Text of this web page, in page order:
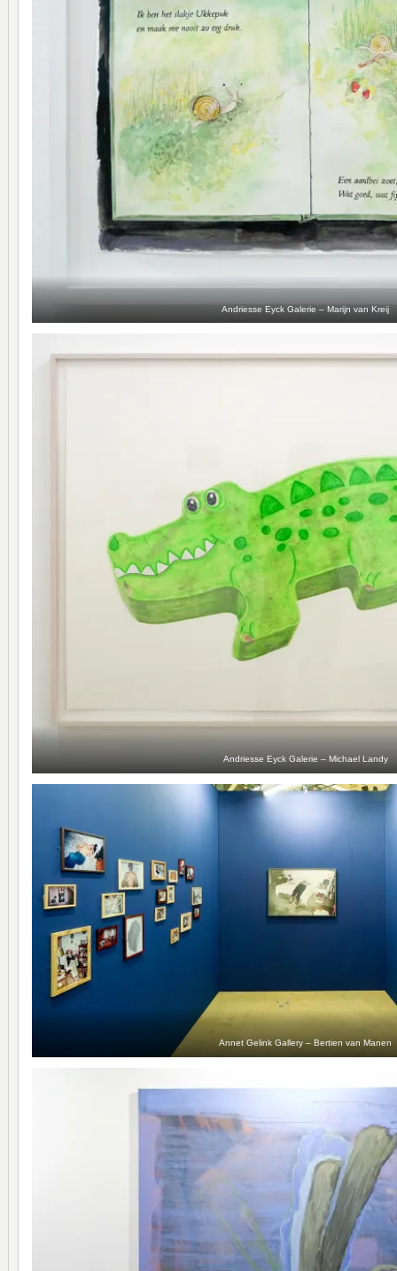
Andriesse Eyck Galerie – Marijn van Kreij
Andriesse Eyck Galerie – Michael Landy
Annet Gelink Gallery – Bertien van Manen